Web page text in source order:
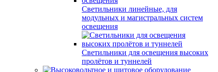
Светильники линейные, для
модульных и магистральных систем
освещения
Светильники для освещения высоких
пролётов и туннелей